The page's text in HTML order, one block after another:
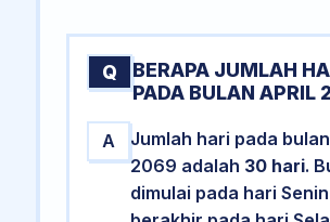
Q
BERAPA JUMLAH
PADA BULAN APRIL
A
Jumlah hari pada
2069 adalah 30 hari.
dimulai pada hari